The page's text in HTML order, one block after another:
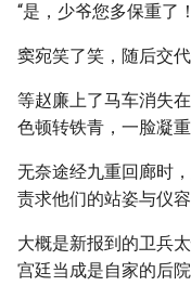
“是，少爷您多保重了
窦宛笑了笑，随后交
等赵廉上了马车消失
色顿转铁青，一脸凝
无奈途经九重回廊时
责求他们的站姿与仪容
大概是新报到的卫兵
宫廷当成是自家的后